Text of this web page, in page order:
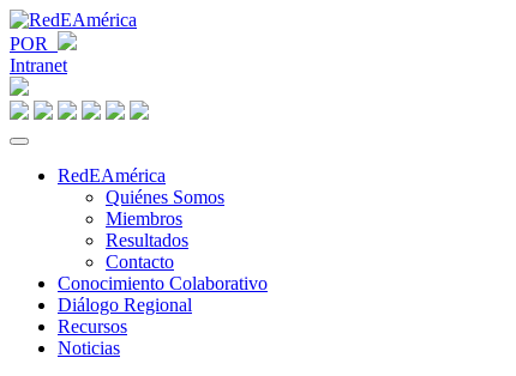
POR
Intranet
RedEAmérica
Quiénes Somos
Miembros
Resultados
Contacto
Conocimiento Colaborativo
Diálogo Regional
Recursos
Noticias